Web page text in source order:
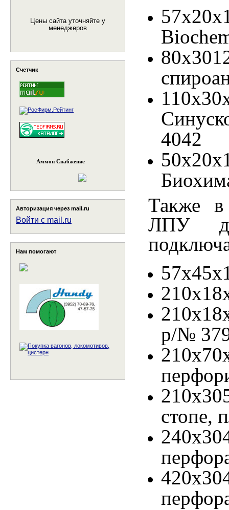
Цены сайта уточняйте у
менеджеров
Счетчик
Аммон Снабжение
Авторизация через mail.ru
Войти с mail.ru
Нам помогают
4042
Также в
ЛПУ
р/№
стопе,